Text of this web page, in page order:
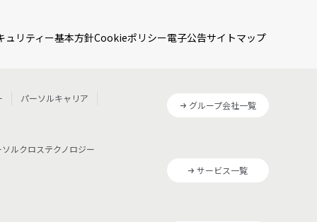
ュリティー基本方針Cookieポリシー電子公告サイトマップ
パーソルキャリア
グループ会社一覧
ルクロステクノロジー
サービス一覧